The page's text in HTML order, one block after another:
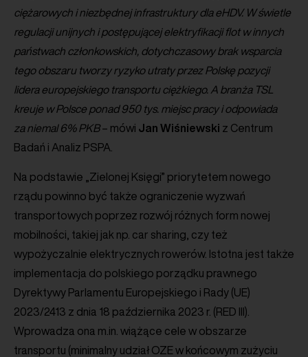
ciężarowych i niezbędnej infrastruktury dla eHDV. W świetle
regulacji unijnych i postępującej elektryfikacji flot w innych
państwach członkowskich, dotychczasowy brak wsparcia
tego obszaru tworzy ryzyko utraty przez Polskę pozycji
lidera europejskiego transportu ciężkiego. A branża TSL
kreuje w Polsce ponad 950 tys. miejsc pracy i odpowiada
za niemal 6% PKB– mówi Jan Wiśniewski z Centrum
Badań i Analiz PSPA.
Na podstawie „Zielonej Księgi” priorytetem nowego
rządu powinno być także ograniczenie wyzwań
transportowych poprzez rozwój różnych form nowej
mobilności, takiej jak np. car sharing, czy też
wypożyczalnie elektrycznych rowerów. Istotna jest także
implementacja do polskiego porządku prawnego
Dyrektywy Parlamentu Europejskiego i Rady (UE)
2023/2413 z dnia 18 października 2023 r. (RED III).
Wprowadza ona m.in. wiążące cele w obszarze
transportu (minimalny udział OZE w końcowym zużyciu